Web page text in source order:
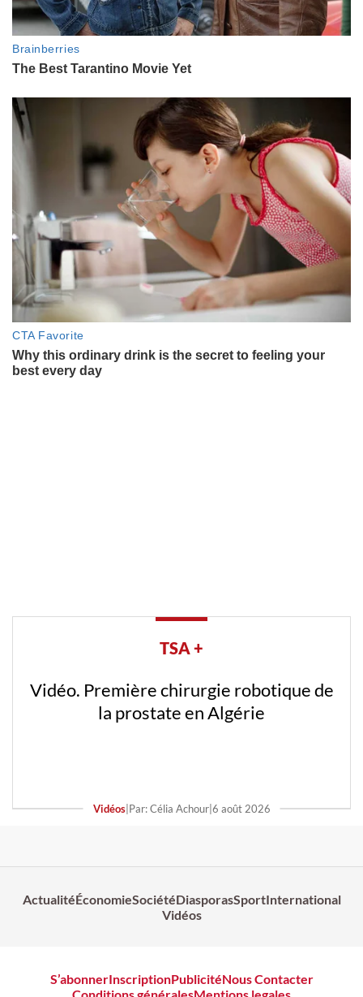
TSA +
Vidéo. Première chirurgie robotique de
la prostate en Algérie
Vidéos| Par: Célia Achour| 6 août 2026
ActualitéÉconomieSociétéDiasporasSportInternational
Vidéos
S’abonnerInscriptionPublicitéNous Contacter